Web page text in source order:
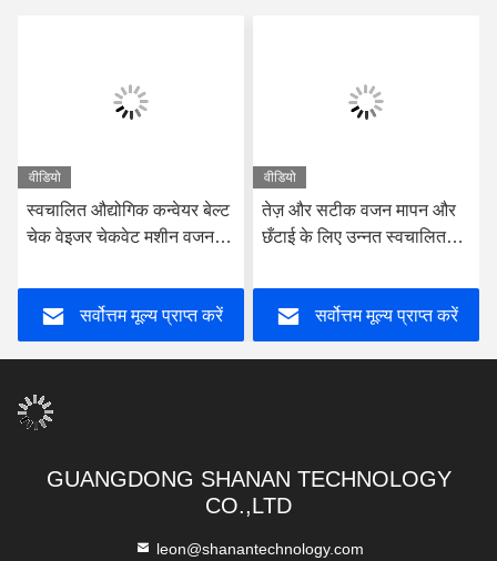
कन्वेयर बेल्ट
मशीन वजन
प्राप्त करें
तेज़ और सटीक वजन मापन और
छँटाई के लिए उन्नत स्वचालित
सर्वोत्तम मूल्य प्राप्त करें
वजन की जाँच के
अनुकूलित चेक वेजर
सर्वोत्तम
GUANGDONG SHANAN TECHNOLOGY
CO.,LTD
leon@shanantechnology.com